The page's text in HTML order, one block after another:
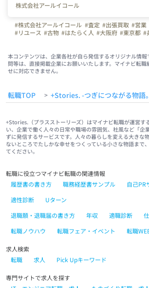
株式会社アールイコール
#株式会社アールイコール #査定 #出張買取 #営業
#リユース #古物 #はたらく人 #大阪府 #東京都 #
#出張買取スタッフ
本コンテンツは、企業各社が自ら発信するオリジナル情
問等は、直接掲載企業にお願いいたします。マイナビ転
せに対応できません。
転職TOP > +Stories. -つぎにつながる物語
+Stories.（プラスストーリーズ）はマイナビ転職が運営す
い、企業で働く人々の日常や職場の雰囲気、社風など「企
ずに発信するサービスです。人々の暮らしを変える大きな
ないところでたしかな幸せをつくっている小さな物語まで
てください。
転職に役立つマイナビ転職の関連情報
履歴書の書き方
職務経歴書サンプル 自己PR
適性診断
Uターン
退職願・退職届の書き方
年収 適職診断
転職ノウハウ
転職フェア・イベント 転職
求人検索
転職
求人 Pick Upキーワード
専門サイトで求人を探す